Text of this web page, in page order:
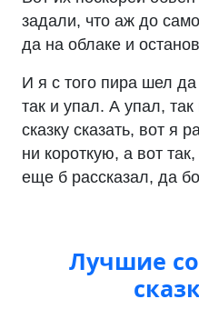
задали, что аж до
да на облаке и
И я с того пира шел да
так и упал. А упал,
сказку сказать, вот я
ни короткую, а вот
еще б рассказал, да
Лучшие